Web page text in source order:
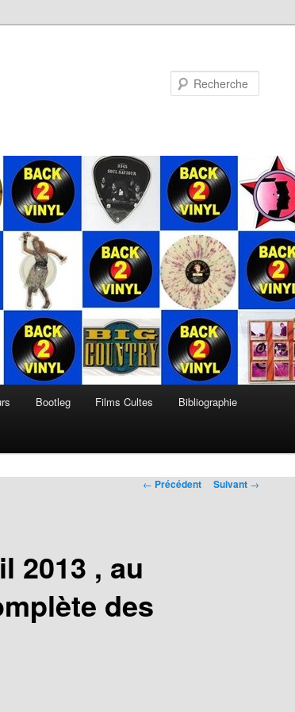
Bootleg Films Cultes Bibliographie
Navigation
← Précédent Suivant →
2013 , au
des